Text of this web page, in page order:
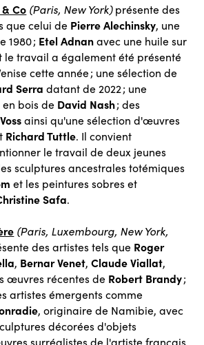
Co (Paris, New York)présente des
que celui de Pierre Alechinsky, une
1980 ; Etel Adnanavec une huile sur
le travail a également été présenté
cette année ; une sélection de
Serra datant de 2022 ; une
bois de David Nash; des
ainsi qu'une sélection d'œuvres
Richard Tuttle. Il convient
le travail de deux jeunes
sculptures ancestrales totémiques
et les peintures sobres et
Safa.
(Paris, Luxembourg, New York,
des artistes tels que Roger
, Bernar Venet,Claude Viallat,
œuvres récentes de Robert Brandy;
artistes émergents comme
, originaire de Namibie, avec
décorées d'objets
surréalistes de l'artiste français